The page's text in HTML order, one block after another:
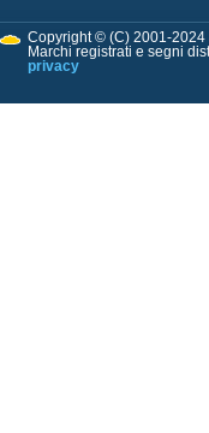
Copyright © (C) 2001-2024
Marchi registrati e segni
privacy